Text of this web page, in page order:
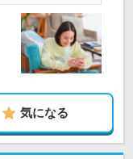
気になる